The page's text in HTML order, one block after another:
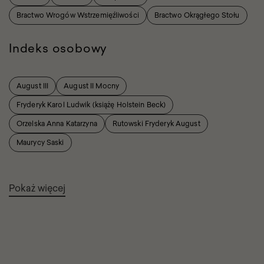
Bractwo Wrogów Wstrzemięźliwości
Bractwo Okrągłego Stołu
Indeks osobowy
August III
August II Mocny
Fryderyk Karol Ludwik (książę Holstein Beck)
Orzelska Anna Katarzyna
Rutowski Fryderyk August
Maurycy Saski
Pokaż więcej